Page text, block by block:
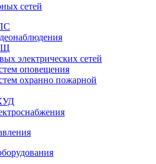
сетей
электрических сетей
оповещения
охранно пожарной